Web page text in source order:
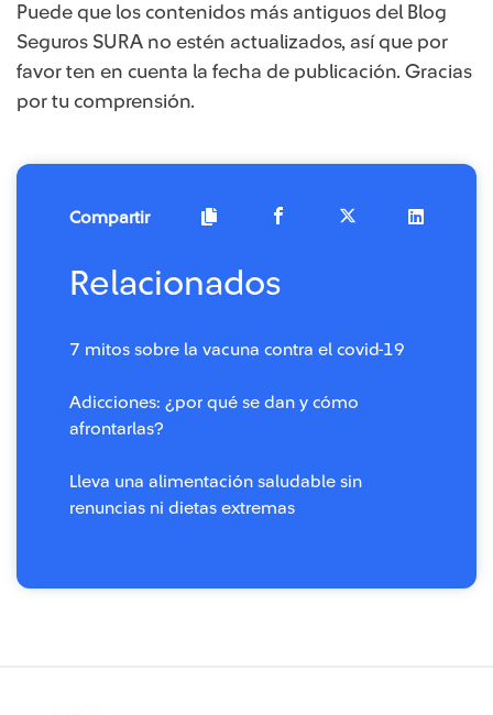
Puede que los contenidos más antiguos del Blog
Seguros SURA no estén actualizados, así que por
favor ten en cuenta la fecha de publicación. Gracias
por tu comprensión.
Compartir
Relacionados
7 mitos sobre la vacuna contra el covid-19
Adicciones: ¿por qué se dan y cómo
afrontarlas?
Lleva una alimentación saludable sin
renuncias ni dietas extremas